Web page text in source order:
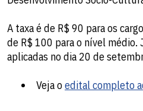
A taxa é de R$ 90 para os
de R$ 100 para o nível médio.
aplicadas no dia 20 de
Veja oedital completo